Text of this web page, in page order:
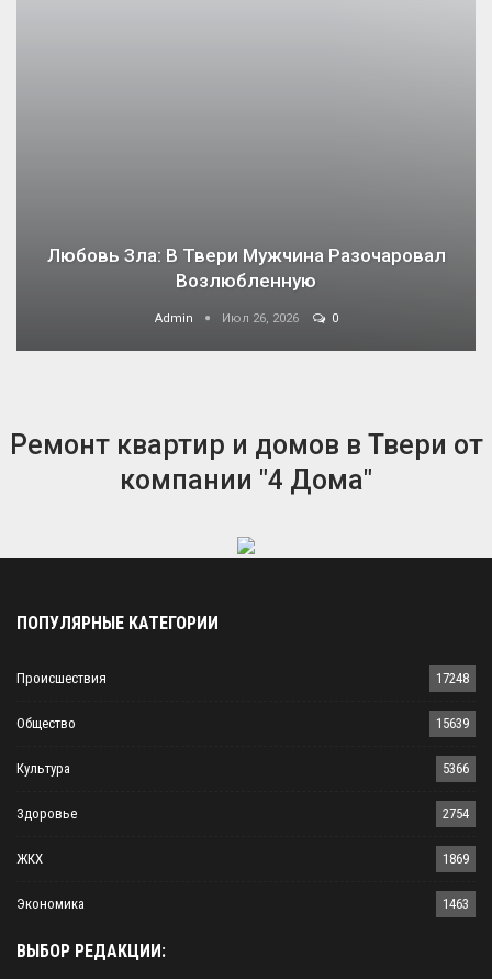
Любовь Зла: В Твери Мужчина Разочаровал
Возлюбленную
Admin Июл 26, 2026 0
Ремонт квартир и домов в Твери от
компании "4 Дома"
ПОПУЛЯРНЫЕ КАТЕГОРИИ
Происшествия 17248
Общество 15639
Культура 5366
Здоровье 2754
ЖКХ 1869
Экономика 1463
ВЫБОР РЕДАКЦИИ: